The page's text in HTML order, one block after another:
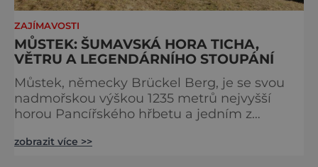
ZAJÍMAVOSTI
MŮSTEK: ŠUMAVSKÁ HORA TICHA,
VĚTRU A LEGENDÁRNÍHO STOUPÁNÍ
Můstek, německy Brückel Berg, je se svou
nadmořskou výškou 1235 metrů nejvyšší
horou Pancířského hřbetu a jedním z
Šumavy. Přestože nestojí v centru hlavních
zobrazit více >>